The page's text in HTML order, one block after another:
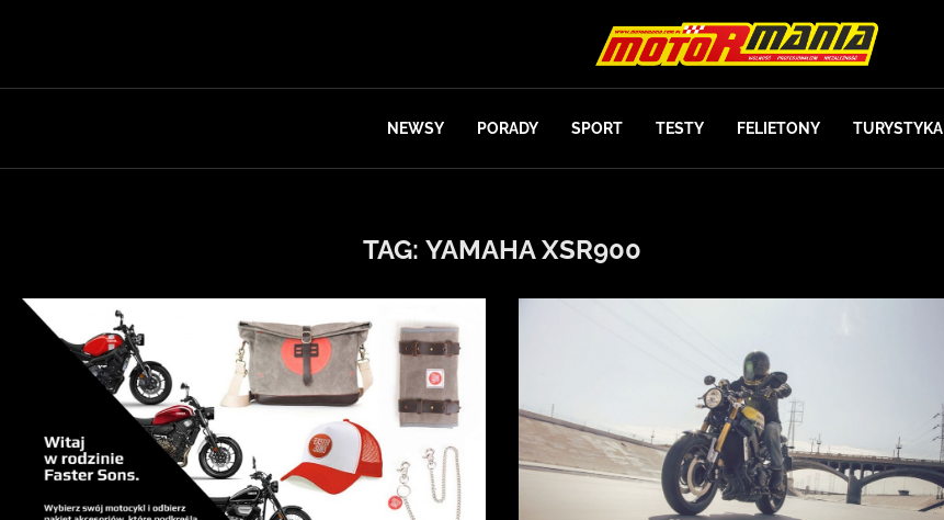
NEWSY PORADY SPORT TESTY FELIETONY TURYSTYKA
TAG: YAMAHA XSR900